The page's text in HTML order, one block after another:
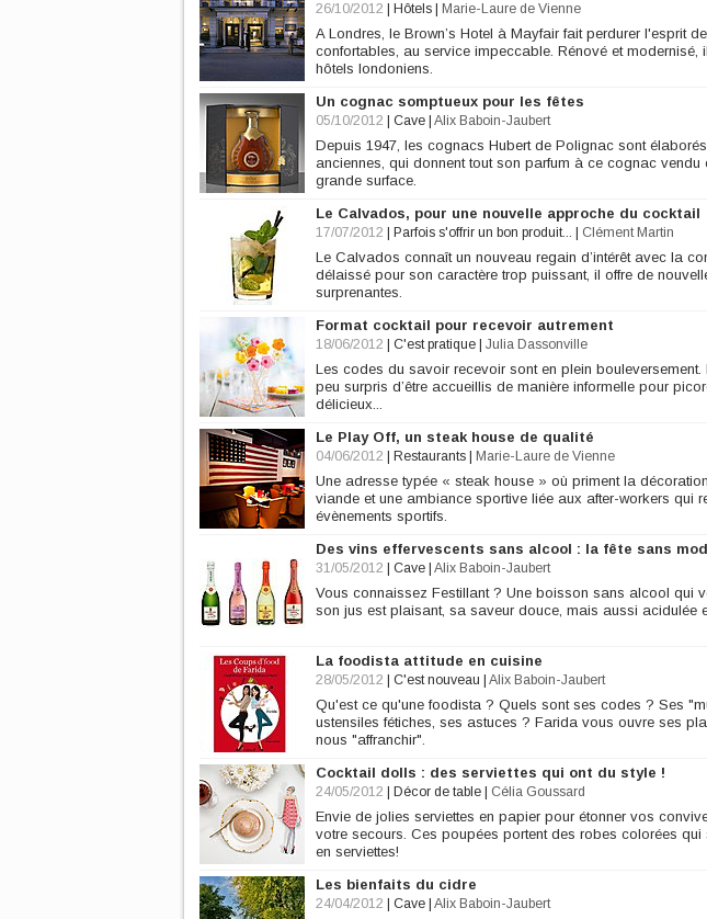
26/10/2012 Hôtels Marie-Laure de Vienne
A Londres, le Brown’s Hotel à Mayfair fait perdurer l'esprit
confortables, au service impeccable. Rénové et modernisé,
hôtels londoniens.
Un cognac somptueux pour les fêtes
05/10/2012 Cave Alix Baboin-Jaubert
Depuis 1947, les cognacs Hubert de Polignac sont
anciennes, qui donnent tout son parfum à ce cognac
grande surface.
Le Calvados, pour une nouvelle approche du cocktail
17/07/2012 Parfois s'offrir un bon produit... Clément Martin
Le Calvados connaît un nouveau regain d’intérêt avec la
délaissé pour son caractère trop puissant, il offre de
surprenantes.
Format cocktail pour recevoir autrement
18/06/2012 C'est pratique Julia Dassonville
Les codes du savoir recevoir sont en plein
peu surpris d’être accueillis de manière informelle pour
délicieux...
Le Play Off, un steak house de qualité
04/06/2012 Restaurants Marie-Laure de Vienne
Une adresse typée « steak house » où priment la
viande et une ambiance sportive liée aux after-workers qui
évènements sportifs.
Des vins effervescents sans alcool : la fête sans
31/05/2012 Cave Alix Baboin-Jaubert
Vous connaissez Festillant ? Une boisson sans alcool qui
son jus est plaisant, sa saveur douce, mais aussi acidulée
La foodista attitude en cuisine
28/05/2012 C'est nouveau Alix Baboin-Jaubert
Qu'est ce qu'une foodista ? Quels sont ses codes ? Ses
ustensiles fétiches, ses astuces ? Farida vous ouvre ses
nous "affranchir".
Cocktail dolls : des serviettes qui ont du style !
24/05/2012 Décor de table Célia Goussard
Envie de jolies serviettes en papier pour étonner vos
votre secours. Ces poupées portent des robes colorées qui
en serviettes!
Les bienfaits du cidre
24/04/2012 Cave Alix Baboin-Jaubert